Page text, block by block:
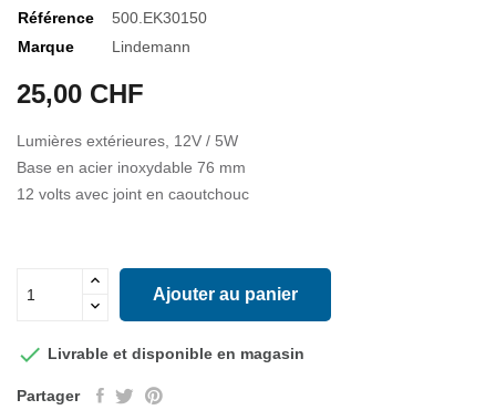
Référence
500.EK30150
Marque
Lindemann
25,00 CHF
Lumières extérieures, 12V / 5W
Base en acier inoxydable 76 mm
12 volts avec joint en caoutchouc
Ajouter au panier
 Livrable et disponible en magasin
Partager